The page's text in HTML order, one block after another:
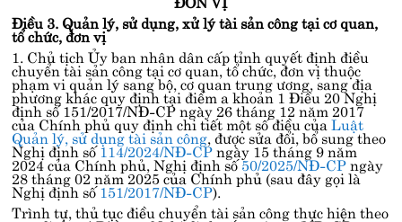
Điều 3. Quản lý, sử dụng, xử lý tài sản công tại cơ quan,
tổ chức, đơn vị
1. Chủ tịch Ủy ban nhân dân cấp tỉnh quyết định điều
chuyển tài sản công tại cơ quan, tổ chức, đơn vị thuộc
phạm vi quản lý sang bộ, cơ quan trung ương, sang địa
phương khác quy định tạiđiểm a khoản 1 Điều 20 Nghị
định số 151/2017/NĐ-CPngày 26 tháng 12 năm 2017
của Chính phủ quy định chi tiết một số điều củaLuật
Quản lý, sử dụng tài sản công, được sửa đổi, bổ sung theo
Nghị định số114/2024/NĐ-CPngày 15 tháng 9 năm
2024 của Chính phủ, Nghị định số50/2025/NĐ-CPngày
28 tháng 02 năm 2025 của Chính phủ (sau đây gọi là
Nghị định số151/2017/NĐ-CP).
Trình tự, thủ tục điều chuyển tài sản công thực hiện theo